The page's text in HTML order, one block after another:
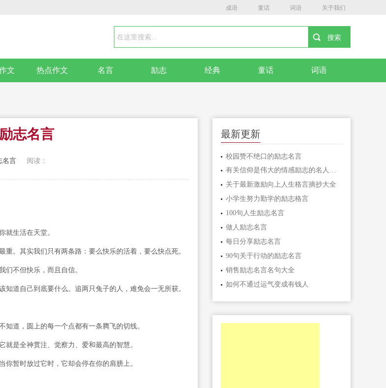
成语 童话 词语 关于我们
文 热点作文 名言 励志 经典 童话 词语
志名言
名言 阅读：
生活在天堂。
。其实我们只有两条路：要么快乐的活着，要么快点死。
不但快乐，而且自信。
道自己到底要什么。追两只兔子的人，难免会一无所获。
道，圆上的每一个点都有一条腾飞的切线。
是全神贯注、觉察力、爱和最高的智慧。
暂时放过它时，它却会停在你的肩膀上。
最新更新
校园赞不绝口的励志名言
有关信仰是伟大的情感励志的名人名言
关于最新激励向上人生格言摘抄大全
小学生努力勤学的励志格言
100句人生励志名言
做人励志名言
每日分享励志名言
90句关于行动的励志名言
销售励志名言名句大全
如何不通过运气变成有钱人